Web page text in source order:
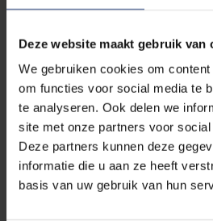
Deze website maakt gebruik van
We gebruiken cookies om
om functies voor social media te
te analyseren. Ook delen we
site met onze partners voor
Deze partners kunnen deze
informatie die u aan ze heeft
basis van uw gebruik van hun
Live Magazine
18h00 - 18h30
Pauze – Bar
18h30 - 19h45
Award Ceremony for Freedom
1. WAN The Golden Pen of